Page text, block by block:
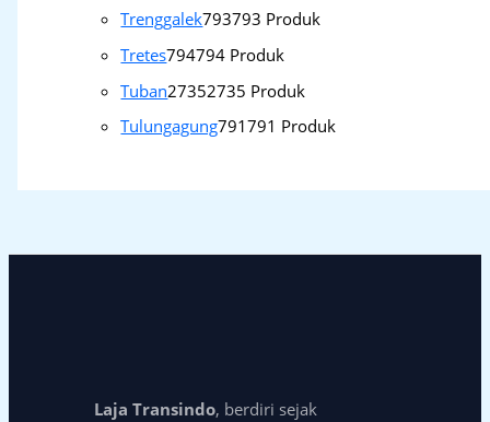
Trenggalek793793 Produk
Tretes794794 Produk
Tuban27352735 Produk
Tulungagung791791 Produk
Laja Transindo, berdiri sejak